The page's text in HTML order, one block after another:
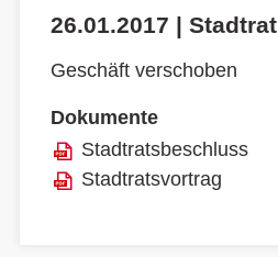
26.01.2017 | Stadtrat
Geschäft verschoben
Dokumente
Stadtratsbeschluss
Stadtratsvortrag